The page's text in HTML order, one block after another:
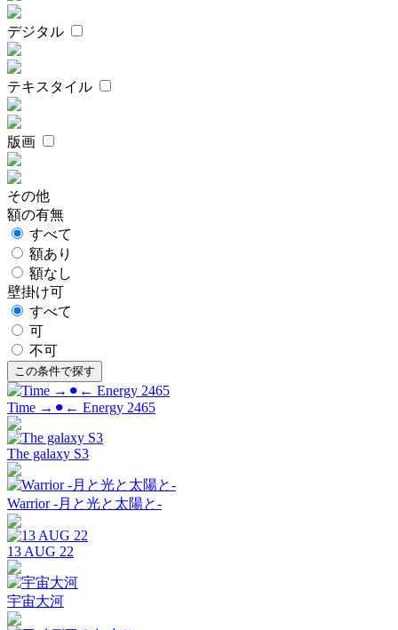
デジタル
テキスタイル
版画
その他
額の有無
すべて
額あり
額なし
壁掛け可
すべて
可
不可
Time →⚫︎← Energy 2465
The galaxy S3
Warrior -月と光と太陽と-
13 AUG 22
宇宙大河